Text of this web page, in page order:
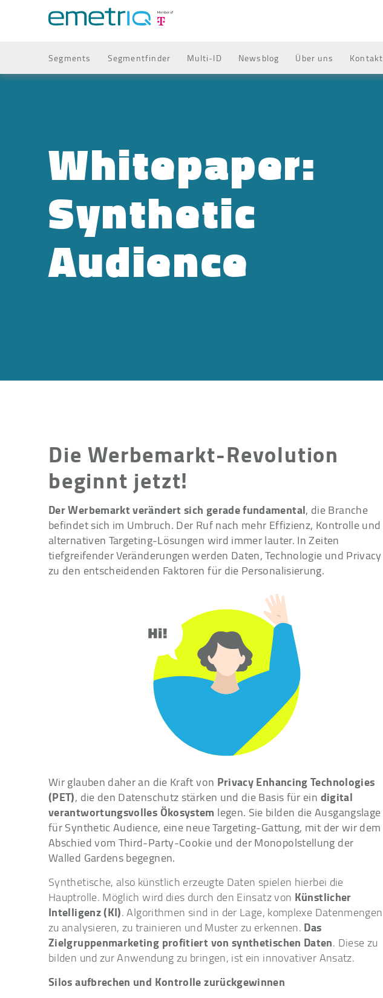
Segments Segmentfinder Multi-ID Newsblog Über uns Kontakt
Whitepaper:
Synthetic
Audience
Die Werbemarkt-Revolution
beginnt jetzt!
Der Werbemarkt verändert sich gerade fundamental, die Branche
befindet sich im Umbruch. Der Ruf nach mehr Effizienz, Kontrolle und
alternativen Targeting-Lösungen wird immer lauter. In Zeiten
tiefgreifender Veränderungen werden Daten, Technologie und Privacy
zu den entscheidenden Faktoren für die Personalisierung.
Wir glauben daher an die Kraft von Privacy Enhancing Technologies
(PET), die den Datenschutz stärken und die Basis für ein digital
verantwortungsvolles Ökosystem legen. Sie bilden die Ausgangslage
für Synthetic Audience, eine neue Targeting-Gattung, mit der wir dem
Abschied vom Third-Party-Cookie und der Monopolstellung der
Walled Gardens begegnen.
Synthetische, also künstlich erzeugte Daten spielen hierbei die
Hauptrolle. Möglich wird dies durch den Einsatz von Künstlicher
Intelligenz (KI). Algorithmen sind in der Lage, komplexe Datenmengen
zu analysieren, zu trainieren und Muster zu erkennen. Das
Zielgruppenmarketing profitiert von synthetischen Daten. Diese zu
bilden und zur Anwendung zu bringen, ist ein innovativer Ansatz.
Silos aufbrechen und Kontrolle zurückgewinnen